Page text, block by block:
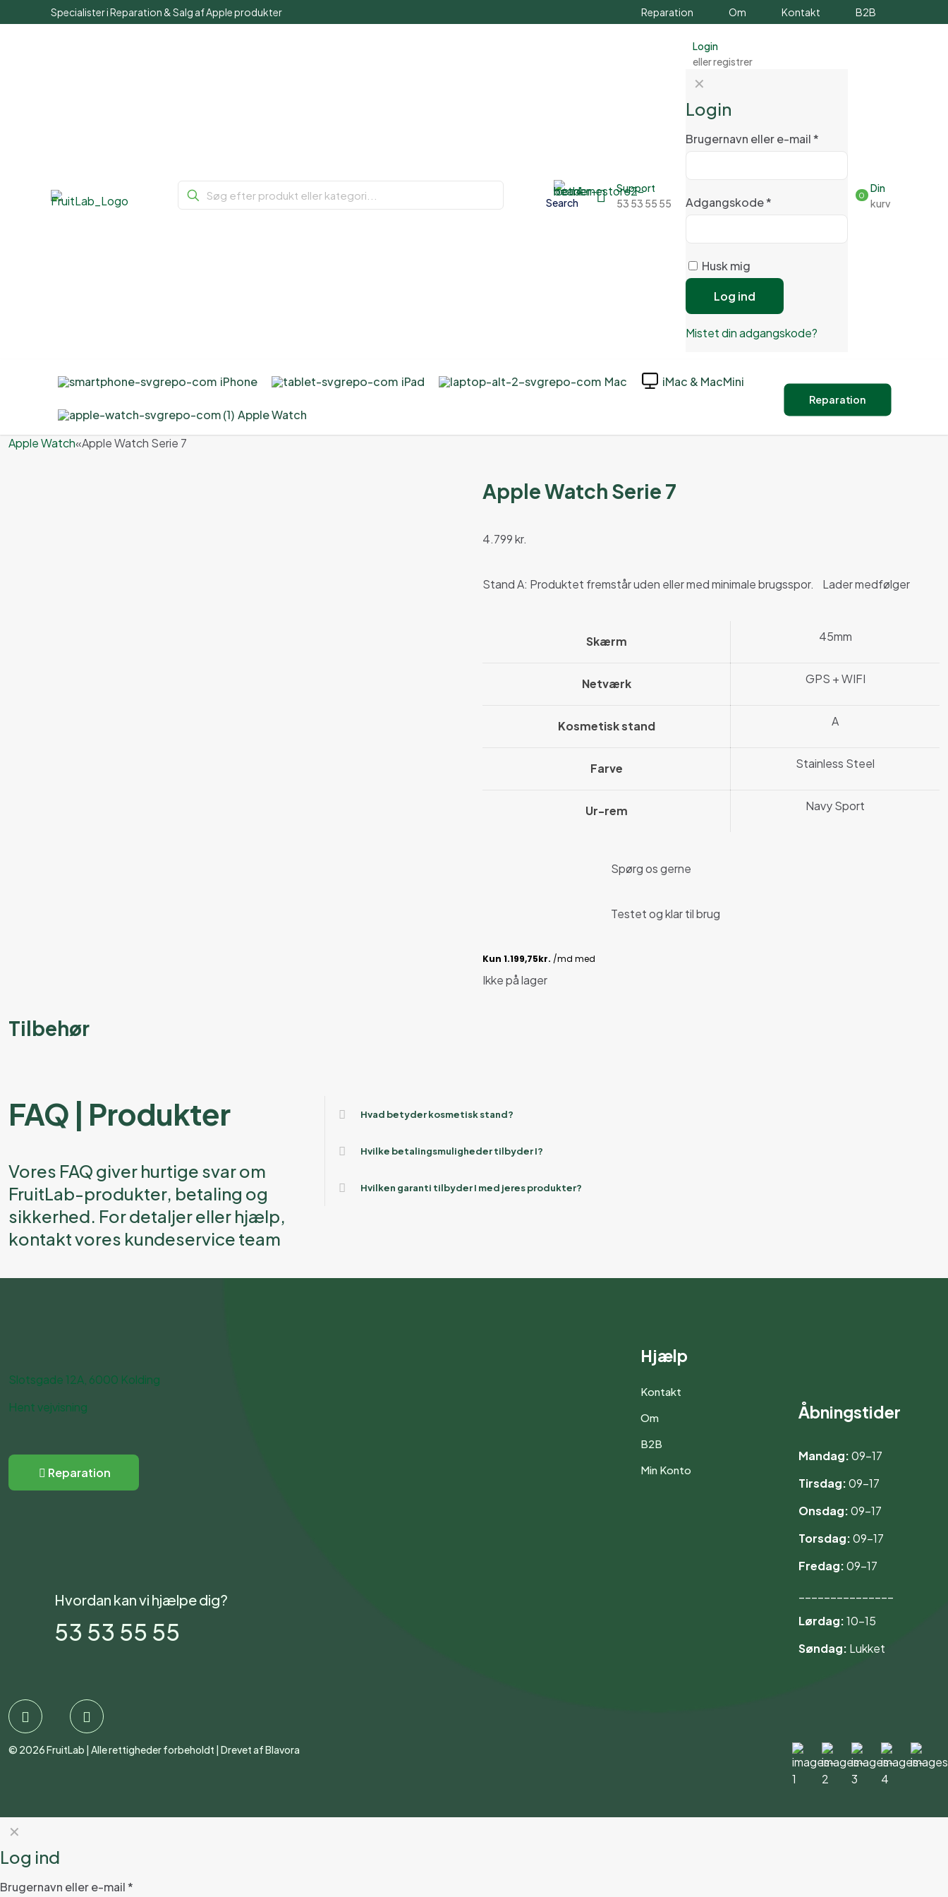
Specialister i Reparation & Salg af Apple produkter Reparation Om Kontakt B2B
Search
Support
53 53 55 55
Login
eller registrer
✕
Login
Brugernavn eller e-mail*
Adgangskode*
Husk mig
Log ind
Mistet din adgangskode?
0
Din
kurv
iPhone iPad Mac iMac & MacMini
Apple Watch
Reparation
Apple Watch«Apple Watch Serie 7
Apple Watch Serie 7
4.799kr.
Stand A: Produktet fremstår uden eller med minimale brugsspor. Lader medfølger
Skærm 45mm
Netværk GPS + WIFI
Kosmetisk stand A
Farve Stainless Steel
Ur-rem Navy Sport
Spørg os gerne
Testet og klar til brug
Ikke på lager
Tilbehør
FAQ | Produkter
Vores FAQ giver hurtige svar om
FruitLab-produkter, betaling og
sikkerhed. For detaljer eller hjælp,
kontakt vores kundeservice team
Hvad betyder kosmetisk stand?
Hvilke betalingsmuligheder tilbyder I?
Hvilken garanti tilbyder I med jeres produkter?
Slotsgade 12A, 6000 Kolding
Hent vejvisning
Reparation
Hvordan kan vi hjælpe dig?
53 53 55 55
Hjælp
Kontakt
Om
B2B
Min Konto
Åbningstider
Mandag:09–17
Tirsdag:09–17
Onsdag:09–17
Torsdag:09–17
Fredag:09–17
Lørdag:10–15
Søndag: Lukket
© 2026FruitLab | Alle rettigheder forbeholdt | Drevet afBlavora
✕
Log ind
Brugernavn eller e-mail*